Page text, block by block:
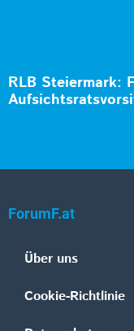
RLB Steiermark:
ForumF.at
Über uns
Cookie-Richtlinie